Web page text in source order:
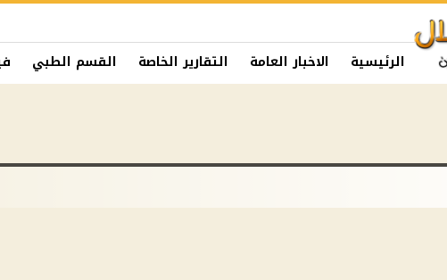
الرئيسية الاخبار العامة التقارير الخاصة القسم الطبي